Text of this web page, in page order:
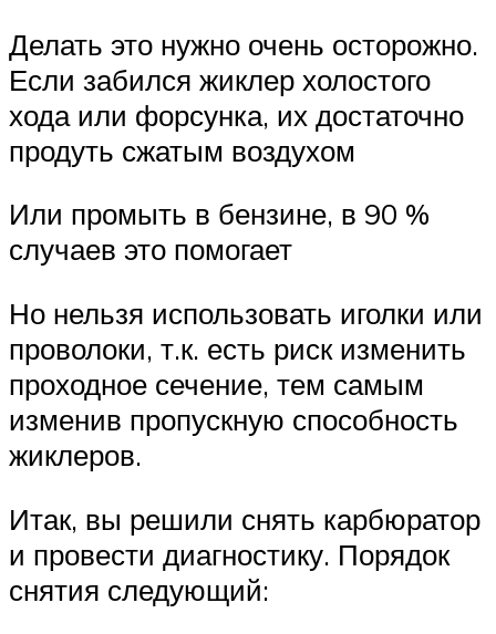
Делать это нужно очень осторожно.
Если забился жиклер холостого
хода или форсунка, их достаточно
продуть сжатым воздухом
Или промыть в бензине, в 90 %
случаев это помогает
Но нельзя использовать иголки или
проволоки, т.к. есть риск изменить
проходное сечение, тем самым
изменив пропускную способность
жиклеров.
Итак, вы решили снять карбюратор
и провести диагностику. Порядок
снятия следующий: